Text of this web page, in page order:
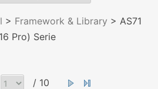
> Framework & Library > AS71
Pro) Serie
/ 10